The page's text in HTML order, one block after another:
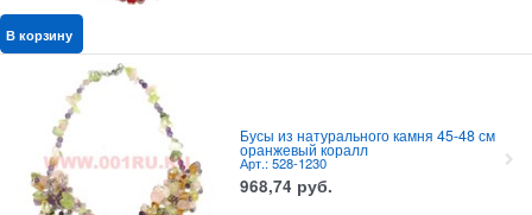
В корзину
Бусы из натурального камня 45-48 см
оранжевый коралл
Арт.: 528-1230
968,74 руб.